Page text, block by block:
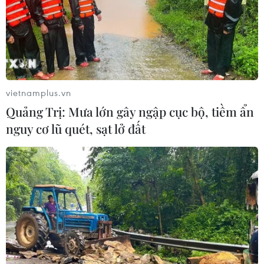
Khủng hoảng nắng nóng đẩy 34 tỉnh
của Pháp vào mức nguy cơ cháy
rừng cao
08/08/2026 23:59
Thời tiết ngày 9/8: Bắc Bộ và Trung
Bộ ngày nắng nóng, Nam Bộ có mưa
dông
08/08/2026 23:08
Áp thấp nhiệt đới đã suy yếu thành
một vùng áp thấp
08/08/2026 14:19
vietnamplus.vn
Quảng Trị: Mưa lớn gây ngập cục bộ, tiềm ẩn
nguy cơ lũ quét, sạt lở đất